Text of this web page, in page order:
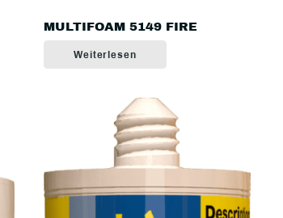
MULTIFOAM 5149 FIRE
Weiterlesen